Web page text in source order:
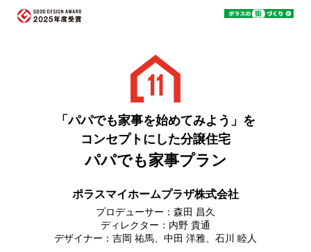
「パパでも家事を始めてみよう」を
コンセプトにした分譲住宅
パパでも家事プラン
ポラスマイホームプラザ株式会社
プロデューサー：森田 昌久
ディレクター：内野 貴通
デザイナー：吉岡 祐馬、中田 洋雅、石川 睦人